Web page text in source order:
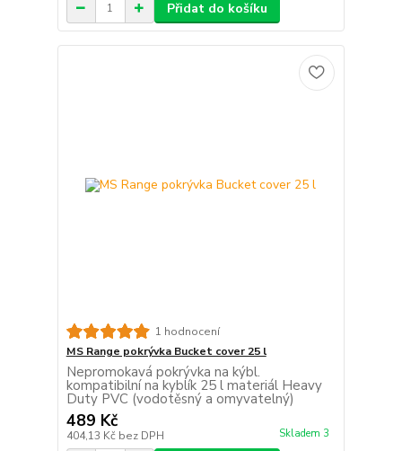
Přidat do košíku
1 hodnocení
MS Range pokrývka Bucket cover 25 l
Nepromokavá pokrývka na kýbl.
kompatibilní na kyblík 25 l materiál Heavy
Duty PVC (vodotěsný a omyvatelný)
489 Kč
404,13 Kč bez DPH Skladem 3